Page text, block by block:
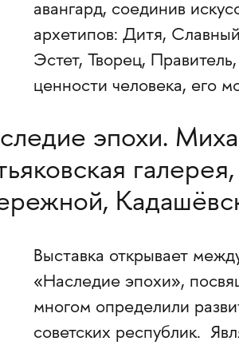
авангард, соединив
архетипов: Дитя,
Эстет, Творец,
ценности человека, его
эпохи.
Выставка открывает
«Наследие эпохи»,
многом определили
советских республик.